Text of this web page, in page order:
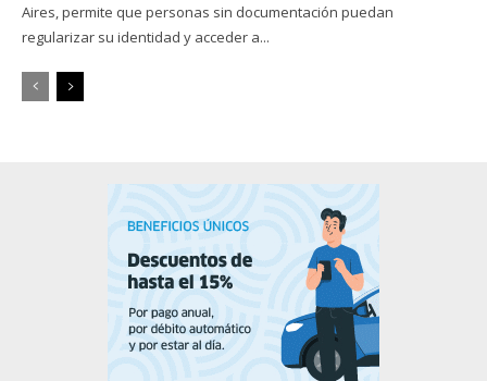
Aires, permite que personas sin documentación puedan
regularizar su identidad y acceder a...